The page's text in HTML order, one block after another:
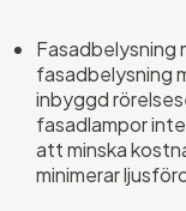
Fasadbelysning
fasadbelysning
inbyggd
fasadlampor
att minska
minimerar